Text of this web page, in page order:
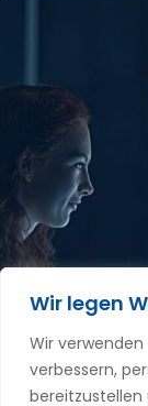
Wir legen
Wir verwenden
verbessern,
bereitzustellen